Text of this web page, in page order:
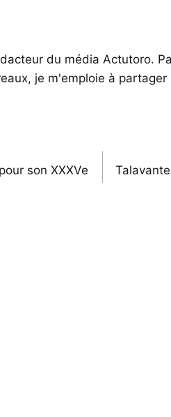
du média Actutoro.
je m'emploie à
son XXXVe